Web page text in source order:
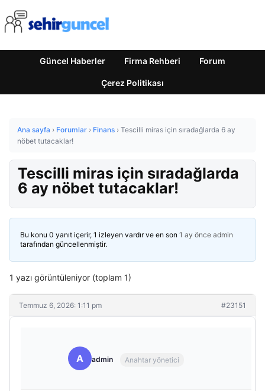
Güncel Haberler Firma Rehberi Forum
Çerez Politikası
Ana sayfa › Forumlar › Finans › Tescilli miras için sıradağlarda 6 ay
nöbet tutacaklar!
Tescilli miras için sıradağlarda
6 ay nöbet tutacaklar!
Bu konu 0 yanıt içerir, 1 izleyen vardır ve en son 1 ay önce admin
tarafından güncellenmiştir.
1 yazı görüntüleniyor (toplam 1)
Temmuz 6, 2026: 1:11 pm #23151
A admin Anahtar yönetici